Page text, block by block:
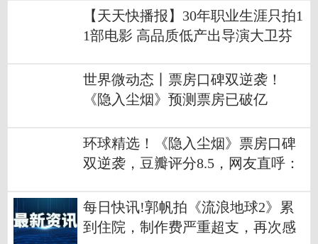
【天天快播报】30年职业生涯只拍1
1部电影 高品质低产出导演大卫芬
世界微动态丨票房口碑双逆袭！
《隐入尘烟》预测票房已破亿
环球精选！《隐入尘烟》票房口碑
双逆袭，豆瓣评分8.5，网友直呼：
每日快讯!郭帆拍《流浪地球2》累
到住院，制作费严重超支，再次感